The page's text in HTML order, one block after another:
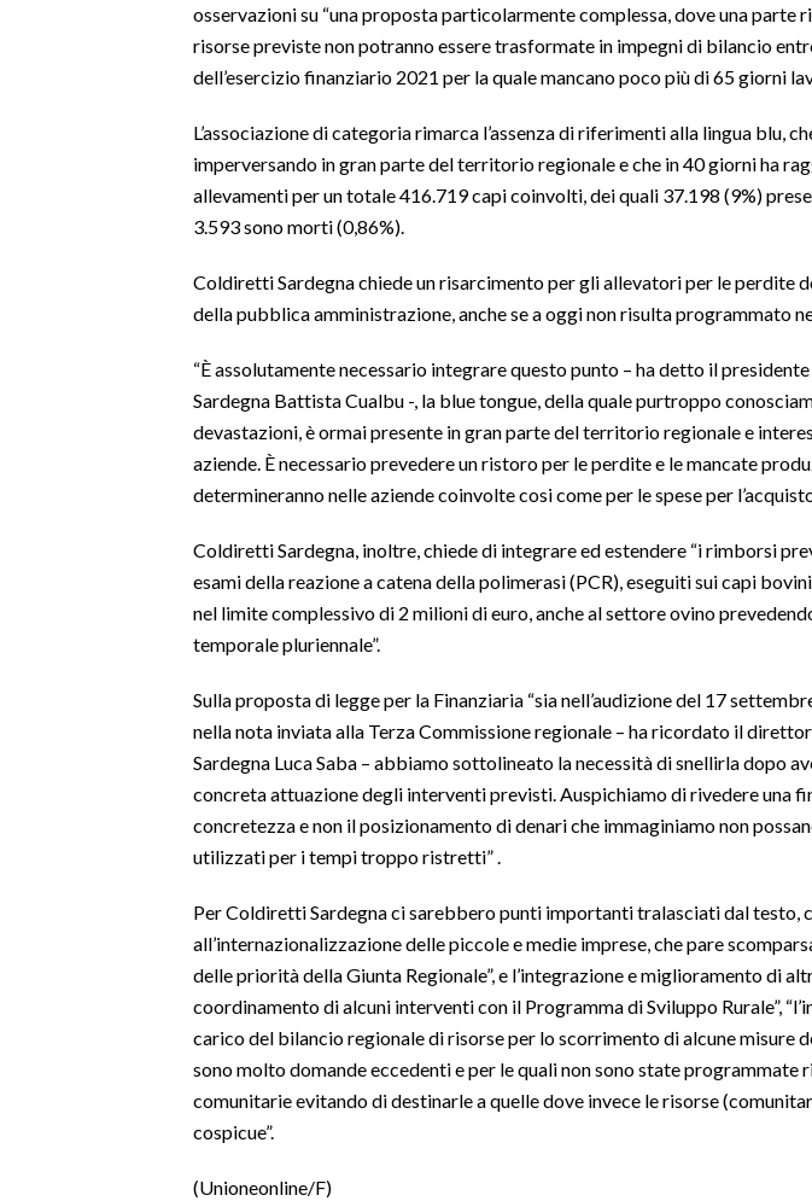
osservazioni su “una proposta particolarmente complessa, dove una parte
risorse previste non potranno essere trasformate in impegni di bilancio
dell’esercizio finanziario 2021 per la quale mancano poco più di 65 giorni
L’associazione di categoria rimarca l’assenza di riferimenti alla lingua blu,
imperversando in gran parte del territorio regionale e che in 40 giorni ha
allevamenti per un totale 416.719 capi coinvolti, dei quali 37.198 (9%)
3.593 sono morti (0,86%).
Coldiretti Sardegna chiede un risarcimento per gli allevatori per le perdite
della pubblica amministrazione, anche se a oggi non risulta programmato
“È assolutamente necessario integrare questo punto – ha detto il
Sardegna Battista Cualbu -, la blue tongue, della quale purtroppo
devastazioni, è ormai presente in gran parte del territorio regionale e
aziende. È necessario prevedere un ristoro per le perdite e le mancate
determineranno nelle aziende coinvolte cosi come per le spese per
Coldiretti Sardegna, inoltre, chiede di integrare ed estendere “i rimborsi
esami della reazione a catena della polimerasi (PCR), eseguiti sui capi
nel limite complessivo di 2 milioni di euro, anche al settore ovino
temporale pluriennale”.
Sulla proposta di legge per la Finanziaria “sia nell’audizione del 17
nella nota inviata alla Terza Commissione regionale – ha ricordato il
Sardegna Luca Saba – abbiamo sottolineato la necessità di snellirla dopo
concreta attuazione degli interventi previsti. Auspichiamo di rivedere una
concretezza e non il posizionamento di denari che immaginiamo non
utilizzati per i tempi troppo ristretti” .
Per Coldiretti Sardegna ci sarebbero punti importanti tralasciati dal testo,
all’internazionalizzazione delle piccole e medie imprese, che pare
delle priorità della Giunta Regionale”, e l’integrazione e miglioramento di
coordinamento di alcuni interventi con il Programma di Sviluppo Rurale”,
carico del bilancio regionale di risorse per lo scorrimento di alcune misure
sono molto domande eccedenti e per le quali non sono state programmate
comunitarie evitando di destinarle a quelle dove invece le risorse
cospicue”.
(Unioneonline/F)